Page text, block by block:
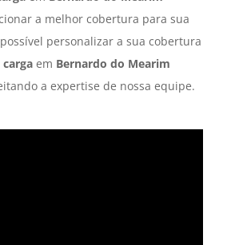
a melhor cobertura para sua
personalizar a sua cobertura
em Bernardo do Mearim
a expertise de nossa equipe.